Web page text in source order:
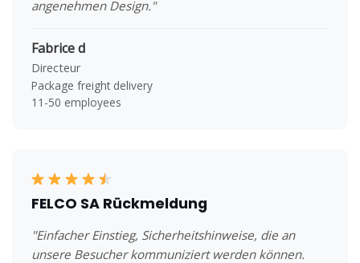
angenehmen Design."
Fabrice d
Directeur
Package freight delivery
11-50 employees
FELCO SA Rückmeldung
"Einfacher Einstieg, Sicherheitshinweise, die an
unsere Besucher kommuniziert werden können.